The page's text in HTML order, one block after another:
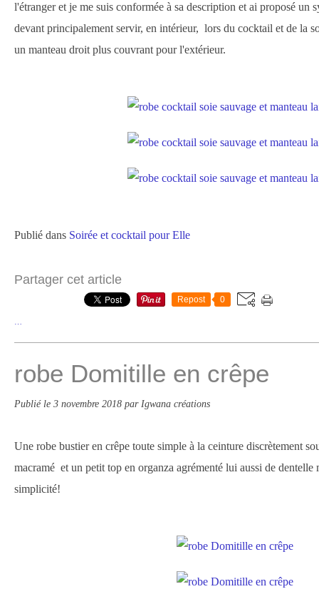
l'étranger et je me suis conformée à sa description et ai proposé un
devant principalement servir, en intérieur, lors du cocktail et de la
un manteau droit plus couvrant pour l'extérieur.
Publié dans Soirée et cocktail pour Elle
Partager cet article
Repost 0
robe Domitille en crêpe
Publié le 3 novembre 2018 par Igwana créations
Une robe bustier en crêpe toute simple à la ceinture discrètement
macramé et un petit top en organza agrémenté lui aussi de dentelle
simplicité!